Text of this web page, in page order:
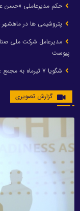
حکم مدیرعاملی «حسن
پتروشیمی ها در
مدیرعامل شرکت ملی
پیوست
شگویا ۷ تیرماه به مجمع عمومی می‌رود
گزارش تصویری